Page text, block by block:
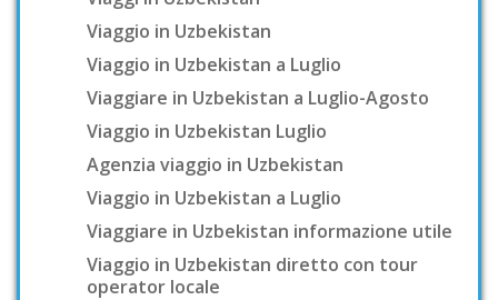
Viaggio in Uzbekistan
Viaggio in Uzbekistan a Luglio
Viaggiare in Uzbekistan a Luglio-Agosto
Viaggio in Uzbekistan Luglio
Agenzia viaggio in Uzbekistan
Viaggio in Uzbekistan a Luglio
Viaggiare in Uzbekistan informazione utile
Viaggio in Uzbekistan diretto con tour
operator locale